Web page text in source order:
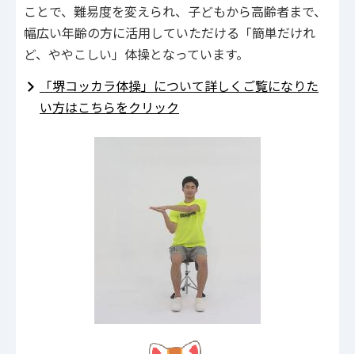
ことで、難易度を変えられ、子どもから高齢者まで、
幅広い年齢の方に活用していただける「簡単だけれ
ど、ややこしい」体操となっています。
「堺コッカラ体操」について詳しくご覧になりた
い方はこちらをクリック